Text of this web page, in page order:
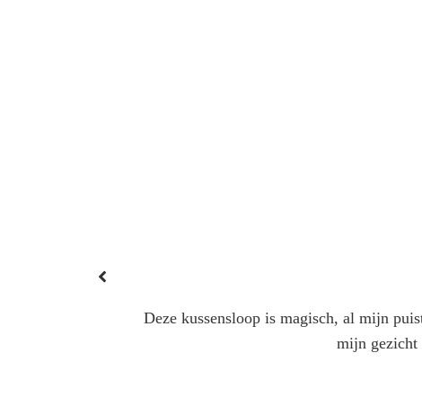
Deze kussensloop is magisch, al mijn
mijn gezicht